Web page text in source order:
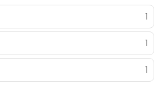
1
1
1